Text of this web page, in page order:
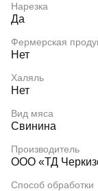
Нарезка
Да
Фермерская
Нет
Халяль
Нет
Вид мяса
Свинина
Производитель
ООО «ТД
Способ обработки